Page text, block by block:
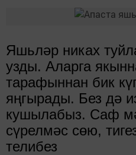
Яшьләр никах
узды. Аларга
тарафыннан бик кү
яңгырады. Без дә
кушылабыз. Саф м
сүрелмәс сөю,
телибез